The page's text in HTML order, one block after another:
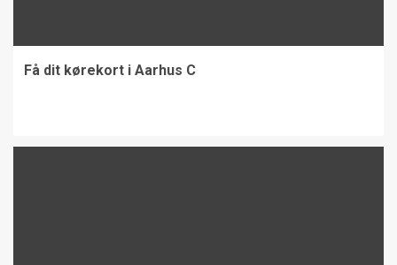
Få dit kørekort i Aarhus C